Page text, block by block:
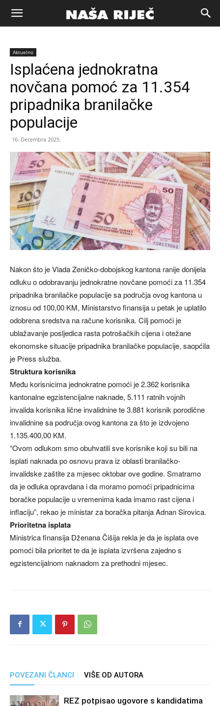
Naša
riječ
Aktuelno
Isplaćena jednokratna
novčana pomoć za 11.354
pripadnika branilačke
populacije
16. Decembra 2025.
Nakon što je Vlada Zeničko-dobojskog kantona ranije donijela
odluku o odobravanju jednokratne novčane pomoći za 11.354
pripadnika branilačke populacije sa područja ovog kantona u
iznosu od 100,00 KM, Ministarstvo finansija u petak je uplatilo
odobrena sredstva na račune korisnika. Cilj pomoći je
ublažavanje posljedica rasta potrošačkih cijena i otežane
ekonomske situacije pripadnika branilačke populacije, saopćila
je Press služba.
Struktura korisnika
Među korisnicima jednokratne pomoći je 2.362 korisnika
kantonalne egzistencijalne naknade, 5.111 ratnih vojnih
invalida korisnika lične invalidnine te 3.881 korisnik porodične
invalidnine sa područja ovog kantona za što je izdvojeno
1.135.400,00 KM.
“Ovom odlukom smo obuhvatili sve korisnike koji su bili na
isplati naknada po osnovu prava iz oblasti branilačko-
invalidske zaštite za mjesec oktobar ove godine. Smatramo
da je odluka opravdana i da moramo pomoći pripadnicima
boračke populacije u vremenima kada imamo rast cijena i
inflaciju”, rekao je ministar za boračka pitanja Adnan Sirovica.
Prioritetna isplata
Ministrica finansija Dženana Čišija rekla je da je isplata ove
pomoći bila prioritet te da je isplata izvršena zajedno s
egzistencijalnom naknadom za prethodni mjesec.
POVEZANI ČLANCI VIŠE OD AUTORA
REZ potpisao ugovore s kandidatima